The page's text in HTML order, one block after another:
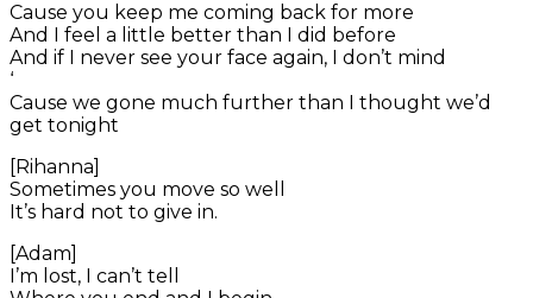
Cause you keep me coming back for more
And I feel a little better than I did before
And if I never see your face again, I don’t mind
‘
Cause we gone much further than I thought we’d
get tonight
[Rihanna]
Sometimes you move so well
It’s hard not to give in.
[Adam]
I’m lost, I can’t tell